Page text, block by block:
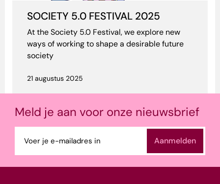
SOCIETY 5.0 FESTIVAL 2025
At the Society 5.0 Festival, we explore new
ways of working to shape a desirable future
society
21 augustus 2025
Meld je aan voor onze nieuwsbrief
mailadres
(Vereist)